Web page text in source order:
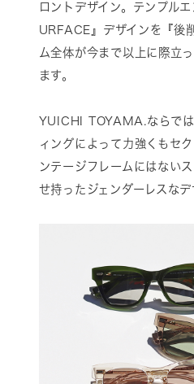
ロントデザイン。テンプル
URFACE』デザインを『後
ム全体が今まで以上に際立
ます。
YUICHI TOYAMA.ならでは
ィングによって力強くもセ
ンテージフレームにはない
せ持ったジェンダーレスなデ